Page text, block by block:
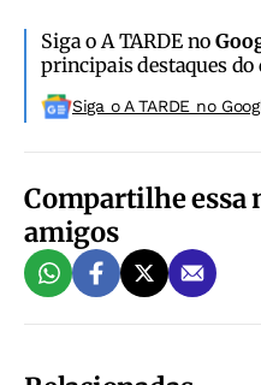
Siga o A TARDE no
principais destaques do
Siga o A TARDE no
Compartilhe essa
amigos